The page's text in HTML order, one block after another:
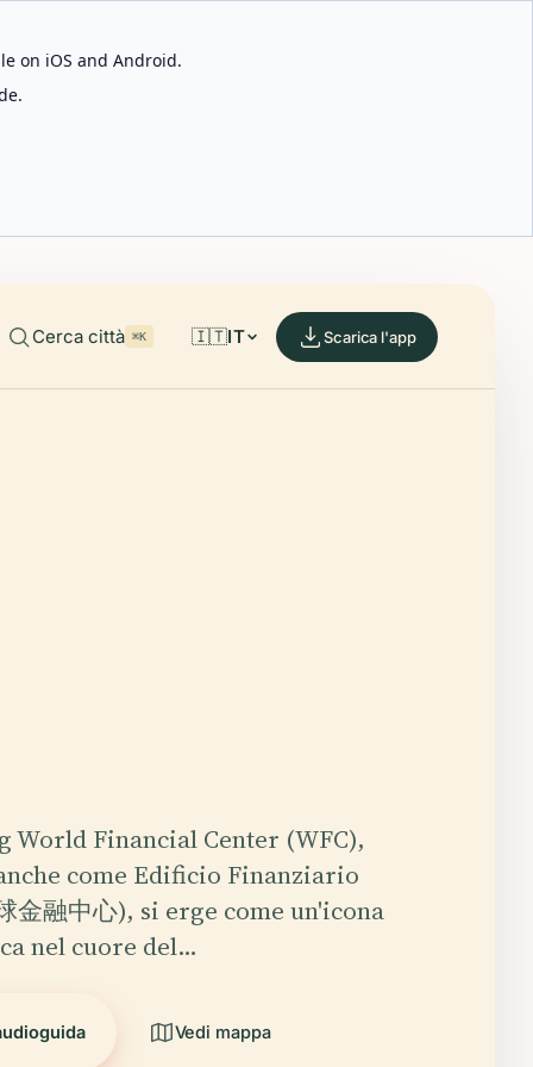
on iOS and Android.
Cerca città ⌘K 🇮🇹IT Scarica l'app
World Financial Center (WFC),
come Edificio Finanziario
金融中心), si erge come un'icona
nel cuore del…
Vedi mappa